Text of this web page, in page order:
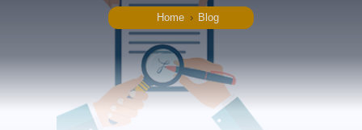
Home › Blog